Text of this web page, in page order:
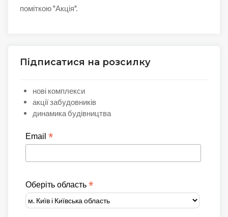
поміткою "Акція".
Підписатися на розсилку
нові комплекси
акції забудовників
динамика будівництва
Email *
Оберіть область *